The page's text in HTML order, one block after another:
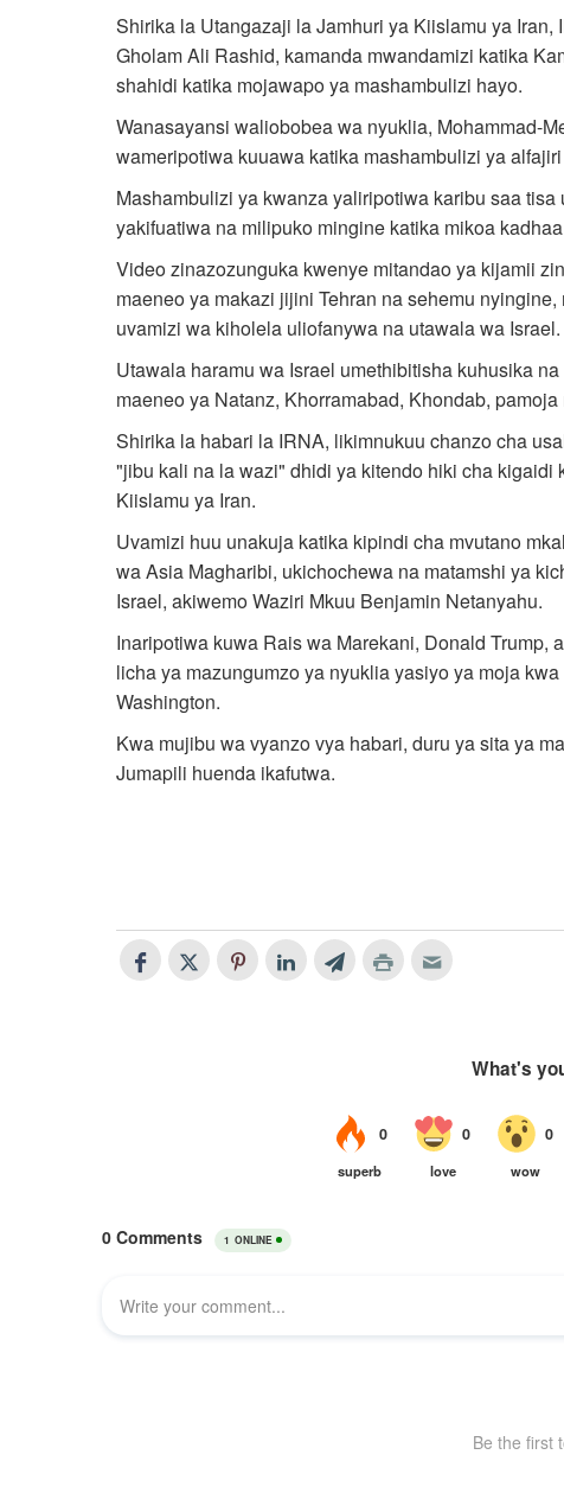
Shirika la Utangazaji la Jamhuri ya Kiislamu ya
Gholam Ali Rashid, kamanda mwandamizi katika
shahidi katika mojawapo ya mashambulizi hayo.
Wanasayansi waliobobea wa nyuklia, Mohammad-
wameripotiwa kuuawa katika mashambulizi ya
Mashambulizi ya kwanza yaliripotiwa karibu saa
yakifuatiwa na milipuko mingine katika mikoa
Video zinazozunguka kwenye mitandao ya kijamii
maeneo ya makazi jijini Tehran na sehemu
uvamizi wa kiholela uliofanywa na utawala wa Israel.
Utawala haramu wa Israel umethibitisha kuhusika
maeneo ya Natanz, Khorramabad, Khondab,
Shirika la habari la IRNA, likimnukuu chanzo cha
"jibu kali na la wazi" dhidi ya kitendo hiki cha
Kiislamu ya Iran.
Uvamizi huu unakuja katika kipindi cha mvutano
wa Asia Magharibi, ukichochewa na matamshi ya
Israel, akiwemo Waziri Mkuu Benjamin Netanyahu.
Inaripotiwa kuwa Rais wa Marekani, Donald Trump,
licha ya mazungumzo ya nyuklia yasiyo ya moja
Washington.
Kwa mujibu wa vyanzo vya habari, duru ya sita ya
Jumapili huenda ikafutwa.